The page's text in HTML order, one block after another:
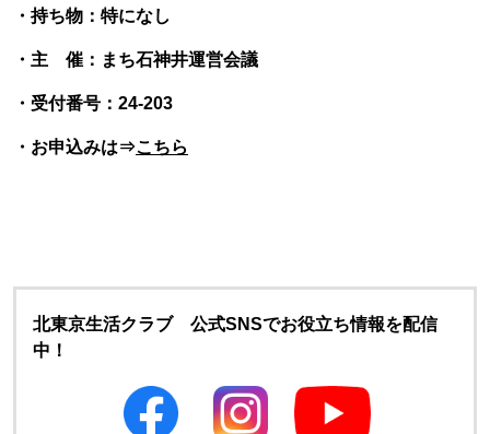
・持ち物：特になし
・主 催：まち石神井運営会議
・受付番号：24-203
・お申込みは⇒こちら
北東京生活クラブ 公式SNSでお役立ち情報を配信
中！